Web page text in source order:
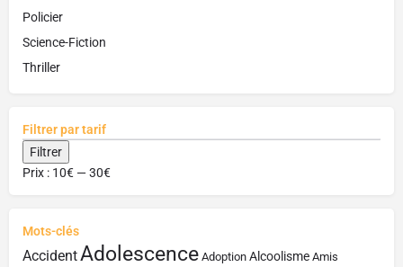
Policier
Science-Fiction
Thriller
Filtrer par tarif
Filtrer
Prix : 10€ —30€
Mots-clés
AccidentAdolescence Adoption Alcoolisme Amis